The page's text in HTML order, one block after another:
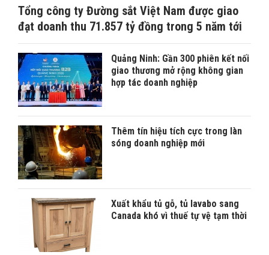
Tổng công ty Đường sắt Việt Nam được giao
đạt doanh thu 71.857 tỷ đồng trong 5 năm tới
Quảng Ninh: Gần 300 phiên kết nối
giao thương mở rộng không gian
hợp tác doanh nghiệp
Thêm tín hiệu tích cực trong làn
sóng doanh nghiệp mới
Xuất khẩu tủ gỗ, tủ lavabo sang
Canada khó vì thuế tự vệ tạm thời